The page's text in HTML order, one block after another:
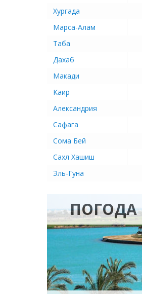
Хургада
Марса-Алам
Таба
Дахаб
Макади
Каир
Александрия
Сафага
Сома Бей
Сахл Хашиш
Эль-Гуна
ПОГОДА